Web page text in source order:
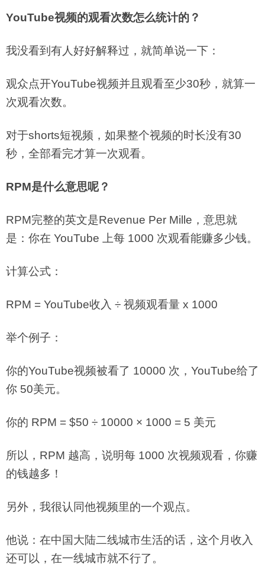
YouTube视频的观看次数怎么统计的？
我没看到有人好好解释过，就简单说一下：
观众点开YouTube视频并且观看至少30秒，就算一
次观看次数。
对于shorts短视频，如果整个视频的时长没有30
秒，全部看完才算一次观看。
RPM是什么意思呢？
RPM完整的英文是Revenue Per Mille，意思就
是：你在 YouTube 上每 1000 次观看能赚多少钱。
计算公式：
RPM = YouTube收入 ÷ 视频观看量 x 1000
举个例子：
你的YouTube视频被看了 10000 次，YouTube给了
你 50美元。
你的 RPM = $50 ÷ 10000 × 1000 = 5 美元
所以，RPM 越高，说明每 1000 次视频观看，你赚
的钱越多！
另外，我很认同他视频里的一个观点。
他说：在中国大陆二线城市生活的话，这个月收入
还可以，在一线城市就不行了。